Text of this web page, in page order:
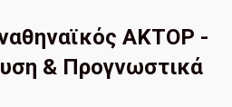
ΑΚΤΟΡ -
& Προγνωστικά